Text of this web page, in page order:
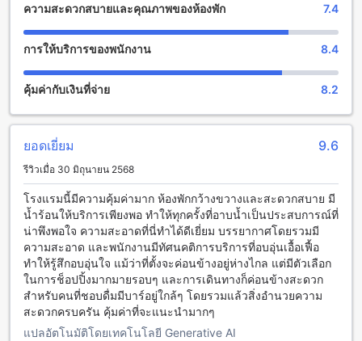
สิ่งอำนวยความสะดวกสำหรับกีฬาที่เอ็ม โฮเต็ล ด่านนอก
เอ็ม โฮเต็ล ด่านนอกเป็นที่พักที่มีสิ่งอำนวยความสะดวกที่น่าตื่น
สวยงามและเป็นส่วนตัวที่คุณสามารถเพลิดเพลินกับการว่ายน้ำได้
อย่างอิสระ สระว่ายน้ำมีขนาดใหญ่เหมาะสำหรับการว่ายน้ำเพื่อ
สำหรับเด็กที่น่ารักเพื่อให้เด็กๆ มีความสนุกสนานในช่วงเวลาที่อยู่
ในโรงแรม
สิ่งอำนวยความสะดวกที่เอ็ม โฮเต็ล ด่านนอก
เอ็ม โฮเต็ล ด่านนอก ให้บริการสิ่งอำนวยความสะดวกมากมายที่
จะทำให้คุณรู้สึกสบายใจและพอใจในระหว่างการเข้าพักของคุณ
สิ่งอำนวยความสะดวกที่คุณสามารถเพลิดเพลินไปกับได้รวมถึง
การบริการห้องพัก ซึ่งคุณสามารถสั่งอาหารได้ในห้องของคุณ และ
การบริการเชื่อมต่ออินเทอร์เน็ตไร้สายในพื้นที่สาธารณะ นอกจาก
นี้ยังมีพื้นที่สูบบุหรี่ที่กำหนดไว้เฉพาะสำหรับผู้สูบบุหรี่ และยังมี
บริการ Wi-Fi ฟรีในห้องพักทุกห้อง นอกจากนี้ยังมีการจัดเก็บ
กระเป๋าเดินทางและบริการทำความสะอาดห้องประจำวันเพื่อให้
คุณมีประสบการณ์การเข้าพักที่ดีที่สุด
ความสะดวกสบายและคุณภาพของห้องพัก 7.4
การให้บริการของพนักงาน 8.4
คุ้มค่ากับเงินที่จ่าย 8.2
ยอดเยี่ยม 9.6
รีวิวเมื่อ 30 มิถุนายน 2568
โรงแรมนี้มีความคุ้มค่ามาก ห้องพักกว้างขวางและสะดวกสบาย มี
น้ำร้อนให้บริการเพียงพอ ทำให้ทุกครั้งที่อาบน้ำเป็นประสบการณ์ที่
น่าพึงพอใจ ความสะอาดที่นี่ทำได้ดีเยี่ยม บรรยากาศโดยรวมมี
ความสะอาด และพนักงานมีทัศนคติการบริการที่อบอุ่นเอื้อเฟื้อ
ทำให้รู้สึกอบอุ่นใจ แม้ว่าที่ตั้งจะค่อนข้างอยู่ห่างไกล แต่มีตัวเลือก
ในการช็อปปิ้งมากมายรอบๆ และการเดินทางก็ค่อนข้างสะดวก
สำหรับคนที่ชอบดื่มมีบาร์อยู่ใกล้ๆ โดยรวมแล้วสิ่งอำนวยความ
สะดวกครบครัน คุ้มค่าที่จะแนะนำมากๆ
แปลอัตโนมัติโดยเทคโนโลยี Generative AI